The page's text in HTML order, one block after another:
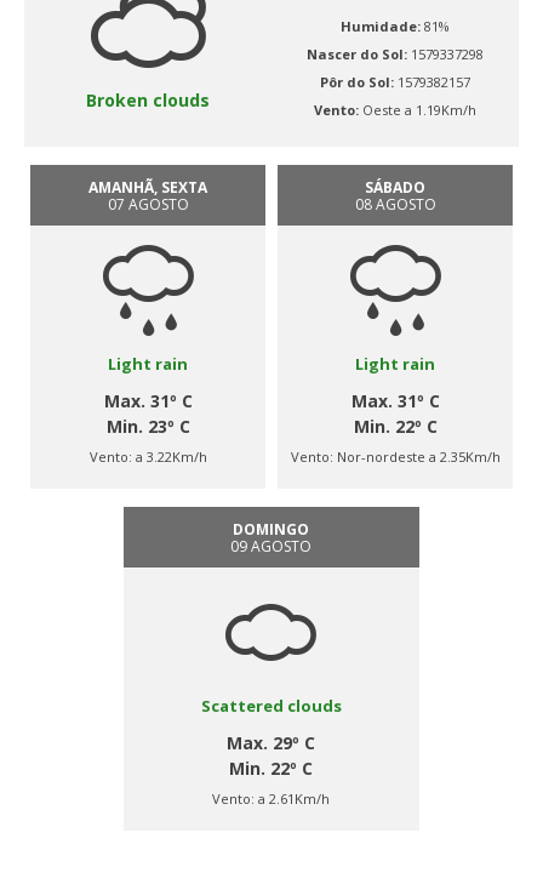
Broken clouds
Humidade: 81%
Nascer do Sol: 1579337298
Pôr do Sol: 1579382157
Vento: Oeste a 1.19Km/h
AMANHÃ, SEXTA
07 AGOSTO
Light rain
Max. 31º C
Min. 23º C
Vento: a 3.22Km/h
SÁBADO
08 AGOSTO
Light rain
Max. 31º C
Min. 22º C
Vento: Nor-nordeste a 2.35Km/h
DOMINGO
09 AGOSTO
Scattered clouds
Max. 29º C
Min. 22º C
Vento:a 2.61Km/h